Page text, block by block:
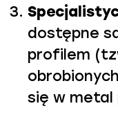
dostępne
profilem
się w metal